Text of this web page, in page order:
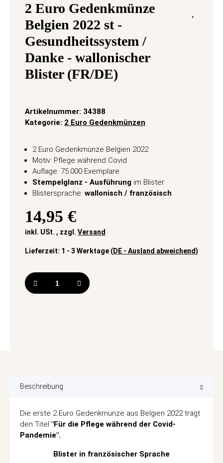
2 Euro Gedenkmünze
Belgien 2022 st -
Gesundheitssystem /
Danke - wallonischer
Blister (FR/DE)
Artikelnummer: 34388
Kategorie: 2 Euro Gedenkmünzen
2 Euro Gedenkmünze Belgien 2022
Motiv: Pflege während Covid
Auflage: 75.000 Exemplare
Stempelglanz - Ausführung im Blister
Blistersprache: wallonisch / französisch
14,95 €
inkl. USt. , zzgl. Versand
Lieferzeit: 1 - 3 Werktage (DE - Ausland abweichend)
Beschreibung
Die erste 2 Euro Gedenkmünze aus Belgien 2022 trägt
den Titel "Für die Pflege während der Covid-
Pandemie".
Blister in französischer Sprache